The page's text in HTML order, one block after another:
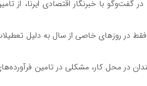
گفت‌وگو با خبرنگار اقتصادی ایرنا، از
در روزهای خاصی از سال به دلیل
در محل کار، مشکلی در تامین